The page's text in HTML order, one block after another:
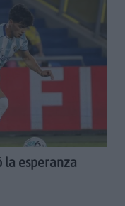
la esperanza